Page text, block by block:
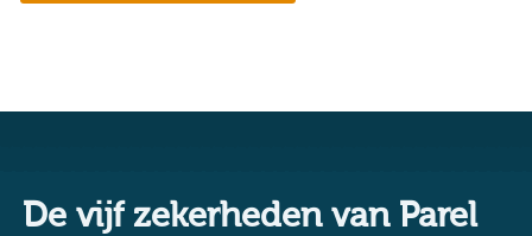
De vijf zekerheden van Parel